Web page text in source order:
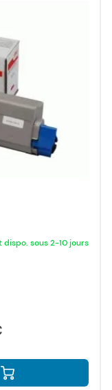
dispo. sous 2-10 jours